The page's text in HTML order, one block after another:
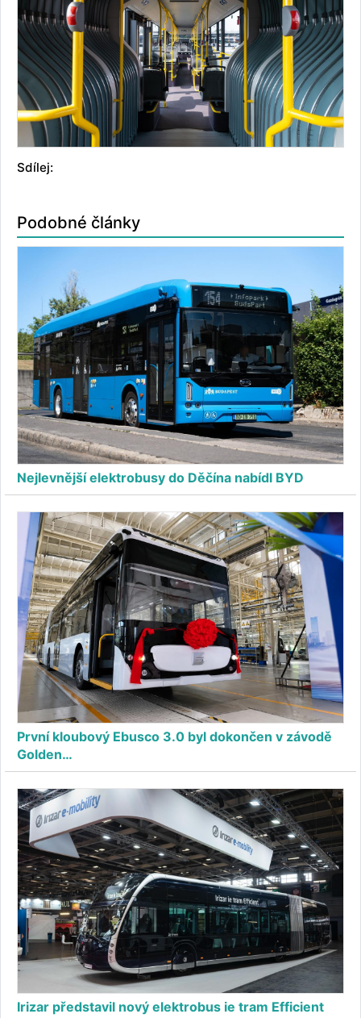
Sdílej:
Podobné články
Nejlevnější elektrobusy do Děčína nabídl BYD
První kloubový Ebusco 3.0 byl dokončen v závodě
Golden…
Irizar představil nový elektrobus ie tram Efficient